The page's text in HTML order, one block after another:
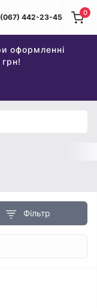
(067) 442-23-45
оформленні
0
Фільтр